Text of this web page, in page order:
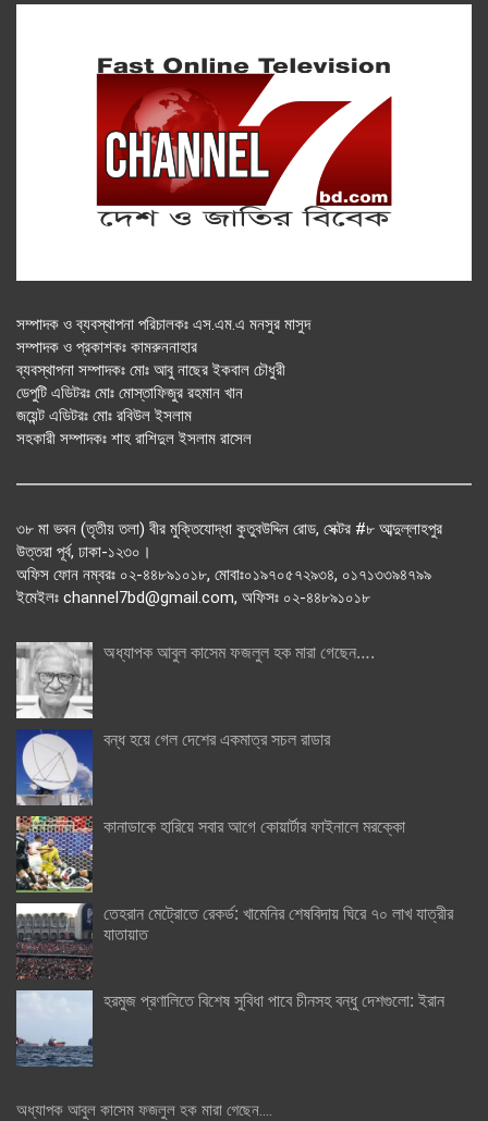
সম্পাদক ও ব্যবস্থাপনা পরিচালকঃ এস.এম.এ মনসুর মাসুদ
সম্পাদক ও প্রকাশকঃ কামরুননাহার
ব্যবস্থাপনা সম্পাদকঃ মোঃ আবু নাছের ইকবাল চৌধুরী
ডেপুটি এডিটরঃ মোঃ মোস্তাফিজুর রহমান খান
জয়েন্ট এডিটরঃ মোঃ রবিউল ইসলাম
সহকারী সম্পাদকঃ শাহ রাশিদুল ইসলাম রাসেল
৩৮ মা ভবন (তৃতীয় তলা) বীর মুক্তিযোদ্ধা কুতুবউদ্দিন রোড, সেক্টর #৮ আব্দুল্লাহপুর
উত্তরা পূর্ব, ঢাকা-১২৩০।
অফিস ফোন নম্বরঃ ০২-৪৪৮৯১০১৮, মোবাঃ০১৯৭০৫৭২৯৩৪, ০১৭১৩৩৯৪৭৯৯
ইমেইলঃ channel7bd@gmail.com, অফিসঃ ০২-৪৪৮৯১০১৮
অধ্যাপক আবুল কাসেম ফজলুল হক মারা গেছেন….
বন্ধ হয়ে গেল দেশের একমাত্র সচল রাডার
কানাডাকে হারিয়ে সবার আগে কোয়ার্টার ফাইনালে মরক্কো
তেহরান মেট্রোতে রেকর্ড: খামেনির শেষবিদায় ঘিরে ৭০ লাখ যাত্রীর
যাতায়াত
হরমুজ প্রণালিতে বিশেষ সুবিধা পাবে চীনসহ বন্ধু দেশগুলো: ইরান
অধ্যাপক আবুল কাসেম ফজলুল হক মারা গেছেন….